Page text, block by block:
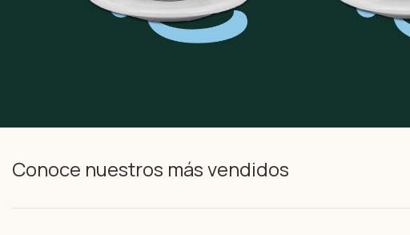
Conoce nuestros más vendidos